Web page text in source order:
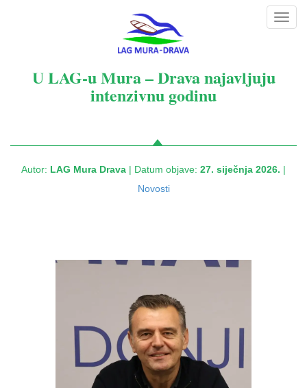
U LAG-u Mura – Drava najavljuju
intenzivnu godinu
Autor: LAG Mura Drava | Datum objave: 27. siječnja 2026. |
Novosti